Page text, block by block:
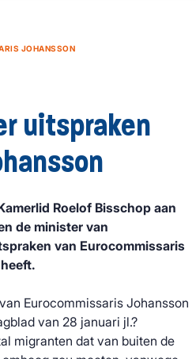
JOHANSSON
uitspraken
Roelof Bisschop aan
de minister van
van Eurocommissaris
van Eurocommissaris Johansson
van 28 januari jl.?
migranten dat van buiten de